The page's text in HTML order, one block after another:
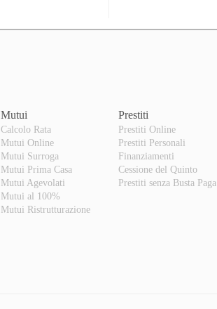
Mutui
Calcolo Rata
Mutui Online
Mutui Surroga
Mutui Prima Casa
Mutui Agevolati
Mutui al 100%
Mutui Ristrutturazione
Prestiti
Prestiti Online
Prestiti Personali
Finanziamenti
Cessione del Quinto
Prestiti senza Busta Paga